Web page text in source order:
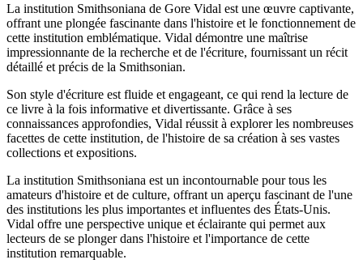
La institution Smithsoniana de Gore Vidal est une œuvre captivante,
offrant une plongée fascinante dans l'histoire et le fonctionnement de
cette institution emblématique. Vidal démontre une maîtrise
impressionnante de la recherche et de l'écriture, fournissant un récit
détaillé et précis de la Smithsonian.
Son style d'écriture est fluide et engageant, ce qui rend la lecture de
ce livre à la fois informative et divertissante. Grâce à ses
connaissances approfondies, Vidal réussit à explorer les nombreuses
facettes de cette institution, de l'histoire de sa création à ses vastes
collections et expositions.
La institution Smithsoniana est un incontournable pour tous les
amateurs d'histoire et de culture, offrant un aperçu fascinant de l'une
des institutions les plus importantes et influentes des États-Unis.
Vidal offre une perspective unique et éclairante qui permet aux
lecteurs de se plonger dans l'histoire et l'importance de cette
institution remarquable.